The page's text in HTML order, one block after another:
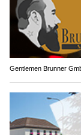
Gentlemen Brunner